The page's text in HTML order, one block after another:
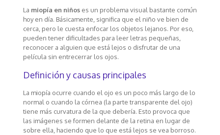
La miopía en niñoses un problema visual bastante común
hoy en día. Básicamente, significa que el niño ve bien de
cerca, pero le cuesta enfocar los objetos lejanos. Por eso,
pueden tener dificultades para leer letras pequeñas,
reconocer a alguien que está lejos o disfrutar de una
película sin entrecerrar los ojos.
Definición y causas principales
La miopía ocurre cuando el ojo es un poco más largo de lo
normal o cuando la córnea (la parte transparente del ojo)
tiene más curvatura de la que debería. Esto provoca que
las imágenes se formen delante de la retina en lugar de
sobre ella, haciendo que lo que está lejos se vea borroso.